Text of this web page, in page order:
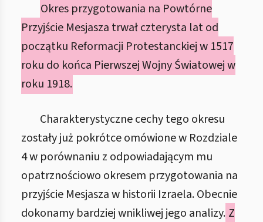
Okres przygotowania na Powtórne
Przyjście Mesjasza trwał czterysta lat od
początku Reformacji Protestanckiej w 1517
roku do końca Pierwszej Wojny Światowej w
roku 1918.
Charakterystyczne cechy tego okresu
zostały już pokrótce omówione w Rozdziale
4 w porównaniu z odpowiadającym mu
opatrznościowo okresem przygotowania na
przyjście Mesjasza w historii Izraela. Obecnie
dokonamy bardziej wnikliwej jego analizy. Z